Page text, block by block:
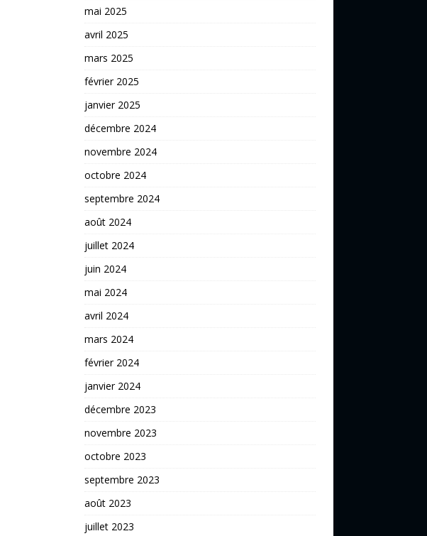
mai 2025
avril 2025
mars 2025
février 2025
janvier 2025
décembre 2024
novembre 2024
octobre 2024
septembre 2024
août 2024
juillet 2024
juin 2024
mai 2024
avril 2024
mars 2024
février 2024
janvier 2024
décembre 2023
novembre 2023
octobre 2023
septembre 2023
août 2023
juillet 2023